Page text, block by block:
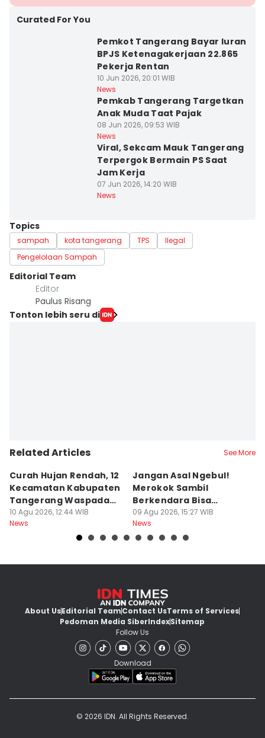
Curated For You
Pemkot Tangerang Bayar Iuran
BPJS Ketenagakerjaan 22.865
Pekerja Rentan
10 Jun 2026, 20:01 WIB
News
Pemkab Tangerang Targetkan
Anak Muda Taat Pajak
08 Jun 2026, 09:53 WIB
News
Viral, Sekcam Mauk Tangerang
Terpergok Bermain PS Saat
Jam Kerja
07 Jun 2026, 14:20 WIB
News
Topics
sampah kota tangerang TPS
Ilegal
Pengelolaan Sampah
Editorial Team
Editor
Paulus Risang
Tonton lebih seru di
Related Articles See More
Curah Hujan Rendah, 12
Kecamatan Kabupaten
Tangerang Waspada
Kekeringan
10 Agu 2026, 12:44 WIB
News
Jangan Asal Ngebul!
Merokok Sambil
Berkendara Bisa
Didenda Rp750 Ribu
09 Agu 2026, 15:27 WIB
News
About UsEditorial TeamContact UsTerms of Services
Pedoman Media SiberIndexSitemap
Follow Us
Download
© 2026 IDN. All Rights Reserved.